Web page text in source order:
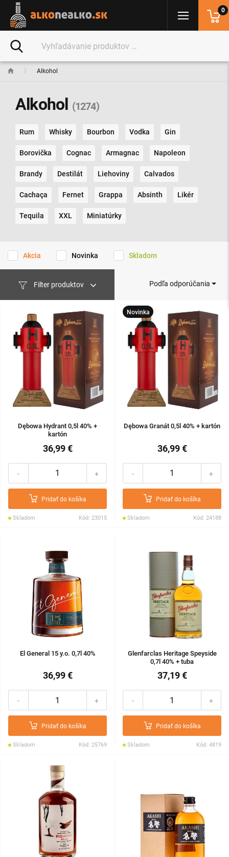
Alkohol
Alkohol (1274)
Rum Whisky Bourbon Vodka Gin
Borovička Cognac Armagnac Napoleon
Brandy Destilát Liehoviny Calvados
Cachaça Fernet Grappa Absinth Likér
Tequila XXL Miniatúrky
Akcia Novinka Skladom
Filter produktov Podľa odporúčania
Dębowa Hydrant 0,5l 40% +
kartón
36,99 €
- +
Pridať do košíka
Skladom Kód: 23015
Novinka
Dębowa Granát 0,5l 40% + kartón
36,99 €
- +
Pridať do košíka
Skladom Kód: 24188
El General 15 y.o. 0,7l 40%
36,99 €
- +
Pridať do košíka
Skladom Kód: 25769
Glenfarclas Heritage Speyside
0,7l 40% + tuba
37,19 €
- +
Pridať do košíka
Skladom Kód: 4819
0